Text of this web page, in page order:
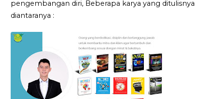
pengembangan diri, Beberapa karya yang ditulisnya
diantaranya :